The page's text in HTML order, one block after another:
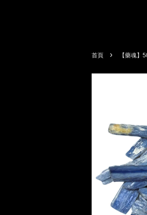
首頁 › 【藥魂】